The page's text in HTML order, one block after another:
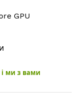
GPU
і ми з вами